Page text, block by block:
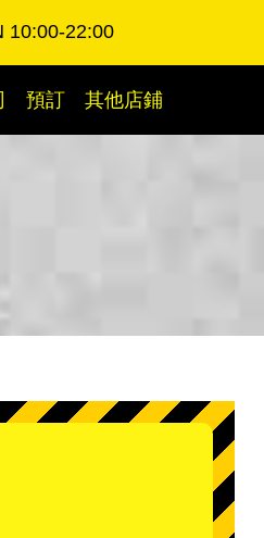
10:00-22:00
預訂 其他店鋪